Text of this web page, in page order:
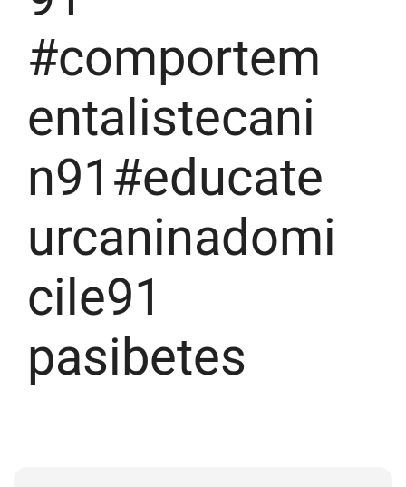
#comportem
entalistecani
n91#educate
urcaninadomi
cile91
pasibetes